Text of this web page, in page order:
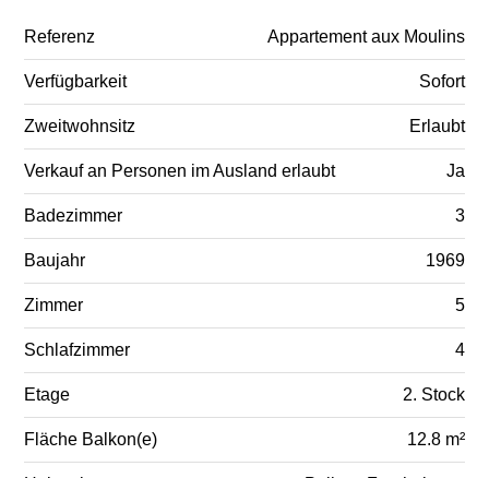
Referenz Appartement aux Moulins
Verfügbarkeit Sofort
Zweitwohnsitz Erlaubt
Verkauf an Personen im Ausland erlaubt Ja
Badezimmer 3
Baujahr 1969
Zimmer 5
Schlafzimmer 4
Etage 2. Stock
Fläche Balkon(e) 12.8 m²